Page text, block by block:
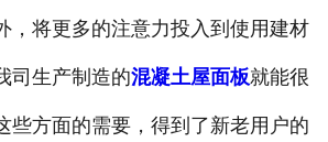
资质荣誉
成功案例
联系我们
，将更多的注意力投入到使用建材
司生产制造的混凝土屋面板就能很
些方面的需要，得到了新老用户的